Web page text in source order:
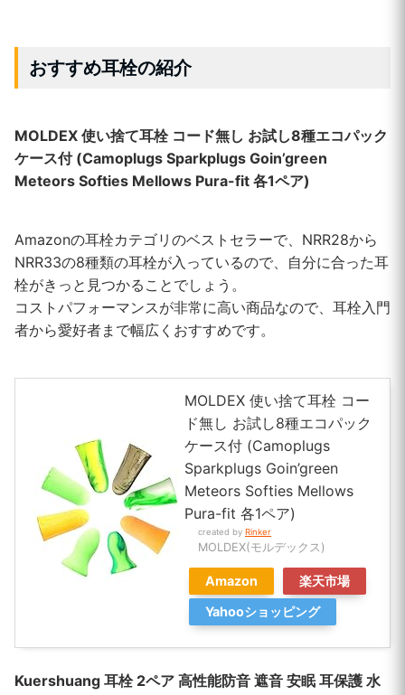
おすすめ耳栓の紹介
MOLDEX 使い捨て耳栓 コード無し お試し8種エコパック
ケース付 (Camoplugs Sparkplugs Goin’green
Meteors Softies Mellows Pura-fit 各1ペア)
Amazonの耳栓カテゴリのベストセラーで、NRR28から
NRR33の8種類の耳栓が入っているので、自分に合った耳
栓がきっと見つかることでしょう。
コストパフォーマンスが非常に高い商品なので、耳栓入門
者から愛好者まで幅広くおすすめです。
MOLDEX 使い捨て耳栓 コー
ド無し お試し8種エコパック
ケース付 (Camoplugs
Sparkplugs Goin’green
Meteors Softies Mellows
Pura-fit 各1ペア)
created by Rinker
MOLDEX(モルデックス)
Amazon
楽天市場
Yahooショッピング
Kuershuang 耳栓 2ペア 高性能防音 遮音 安眠 耳保護 水